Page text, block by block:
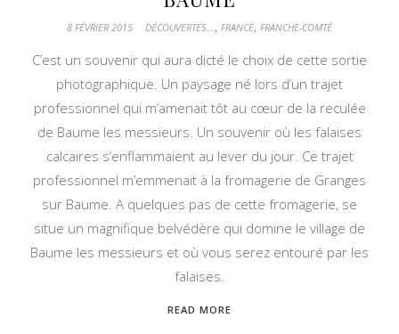
8 FÉVRIER 2015 DÉCOUVERTES..., FRANCE, FRANCHE-COMTÉ
C’est un souvenir qui aura dicté le choix de cette sortie
photographique. Un paysage né lors d’un trajet
professionnel qui m’amenait tôt au cœur de la reculée
de Baume les messieurs. Un souvenir où les falaises
calcaires s’enflammaient au lever du jour. Ce trajet
professionnel m’emmenait à la fromagerie de Granges
sur Baume. A quelques pas de cette fromagerie, se
situe un magnifique belvédère qui domine le village de
Baume les messieurs et où vous serez entouré par les
falaises.
READ MORE